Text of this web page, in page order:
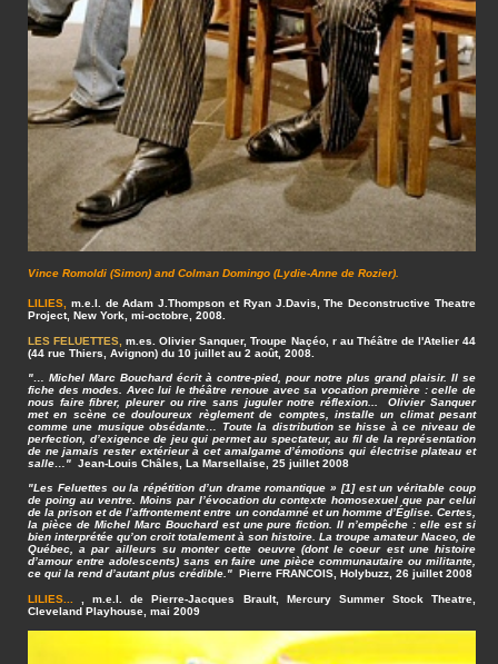
Vince Romoldi (Simon) and Colman Domingo (Lydie-Anne de Rozier).
LILIES,
m.e.l. de Adam J.Thompson et Ryan J.Davis, The Deconstructive Theatre
Project, New York, mi-octobre, 2008.
LES FELUETTES, m.es. Olivier Sanquer, Troupe Naçéo, r au Théâtre de l'Atelier 44
(44 rue Thiers, Avignon) du 10 juillet au 2 août, 2008.
"… Michel Marc Bouchard écrit à contre-pied, pour notre plus grand plaisir. Il se
fiche des modes. Avec lui le théâtre renoue avec sa vocation première : celle de
nous faire fibrer, pleurer ou rire sans juguler notre réflexion... Olivier Sanquer
met en scène ce douloureux règlement de comptes, installe un climat pesant
comme une musique obsédante… Toute la distribution se hisse à ce niveau de
perfection, d’exigence de jeu qui permet au spectateur, au fil de la représentation
de ne jamais rester extérieur à cet amalgame d’émotions qui électrise plateau et
salle…" Jean-Louis Châles, La Marsellaise, 25 juillet 2008
"Les Feluettes ou la répétition d’un drame romantique » [1] est un véritable coup
de poing au ventre. Moins par l’évocation du contexte homosexuel que par celui
de la prison et de l’affrontement entre un condamné et un homme d’Église. Certes,
la pièce de Michel Marc Bouchard est une pure fiction. Il n’empêche : elle est si
bien interprétée qu’on croit totalement à son histoire. La troupe amateur Naceo, de
Québec, a par ailleurs su monter cette oeuvre (dont le coeur est une histoire
d’amour entre adolescents) sans en faire une pièce communautaire ou militante,
ce qui la rend d’autant plus crédible." Pierre FRANCOIS, Holybuzz, 26 juillet 2008
LILIES...
, m.e.l. de Pierre-Jacques Brault, Mercury Summer Stock Theatre,
Cleveland Playhouse, mai 2009